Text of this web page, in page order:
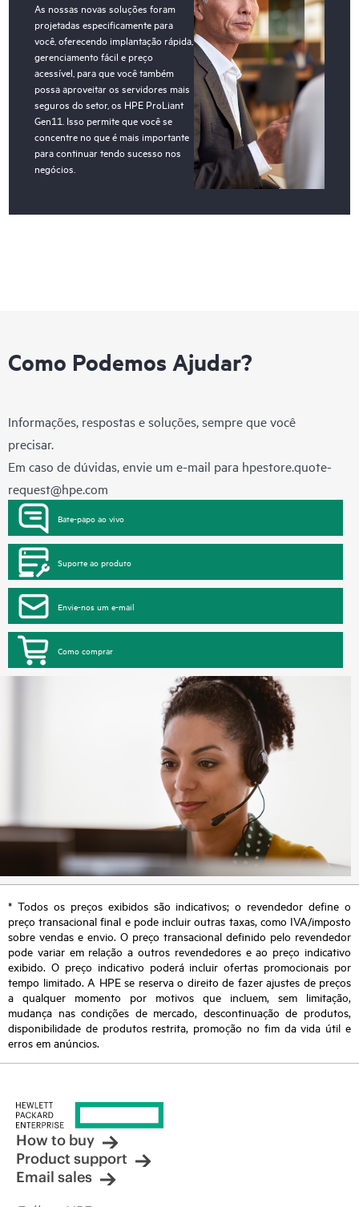
As nossas novas soluções foram
projetadas especificamente para
você, oferecendo implantação rápida,
gerenciamento fácil e preço
acessível, para que você também
possa aproveitar os servidores mais
seguros do setor, os HPE ProLiant
Gen11. Isso permite que você se
concentre no que é mais importante
para continuar tendo sucesso nos
negócios.
Como Podemos Ajudar?
Informações, respostas e soluções, sempre que você
precisar.
Em caso de dúvidas, envie um e-mail para hpestore.quote-
request@hpe.com
Bate-papo ao vivo
Suporte ao produto
Envie-nos um e-mail
Como comprar
* Todos os preços exibidos são indicativos; o revendedor define o
preço transacional final e pode incluir outras taxas, como IVA/imposto
sobre vendas e envio. O preço transacional definido pelo revendedor
pode variar em relação a outros revendedores e ao preço indicativo
exibido. O preço indicativo poderá incluir ofertas promocionais por
tempo limitado. A HPE se reserva o direito de fazer ajustes de preços
a qualquer momento por motivos que incluem, sem limitação,
mudança nas condições de mercado, descontinuação de produtos,
disponibilidade de produtos restrita, promoção no fim da vida útil e
erros em anúncios.
How to buy
Product support
Email sales